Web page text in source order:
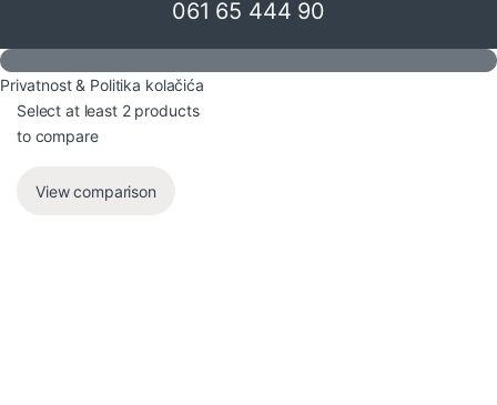
061 65 444 90
Privatnost & Politika kolačića
Select at least 2 products
to compare
View comparison